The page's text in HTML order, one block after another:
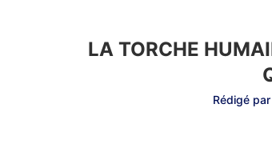
LA TORCHE
Rédigé par